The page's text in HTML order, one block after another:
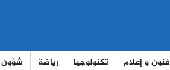
فنون و إعلام تكنولوجيا رياضة شؤون